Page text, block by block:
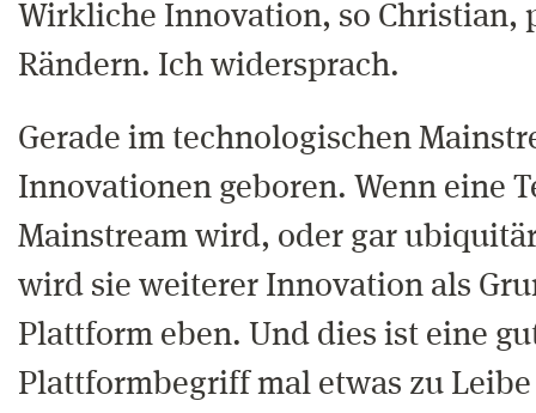
Wirkliche Innovation, so Christian,
Rändern. Ich widersprach.
Gerade im technologischen
Innovationen geboren. Wenn eine
Mainstream wird, oder gar
wird sie weiterer Innovation als
Plattform eben. Und dies ist eine
Plattformbegriff mal etwas zu